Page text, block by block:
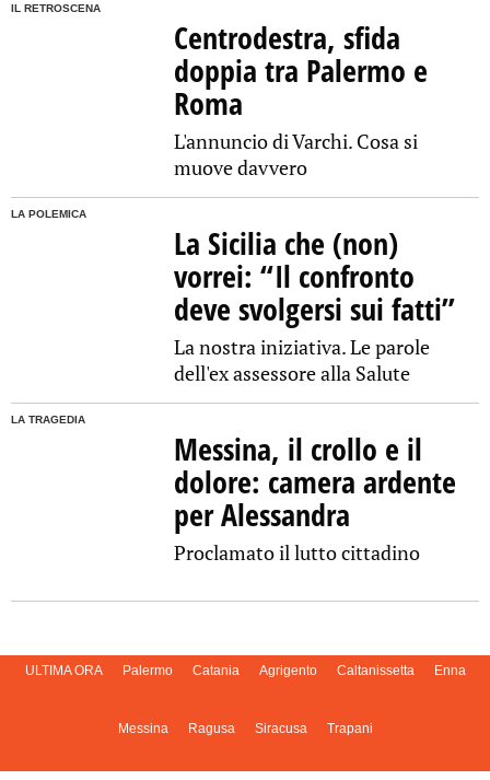
IL RETROSCENA
Centrodestra, sfida
doppia tra Palermo e
Roma
L'annuncio di Varchi. Cosa si
muove davvero
LA POLEMICA
La Sicilia che (non)
vorrei: “Il confronto
deve svolgersi sui fatti”
La nostra iniziativa. Le parole
dell'ex assessore alla Salute
LA TRAGEDIA
Messina, il crollo e il
dolore: camera ardente
per Alessandra
Proclamato il lutto cittadino
ULTIMA ORA Palermo Catania Agrigento Caltanissetta Enna
Messina Ragusa Siracusa Trapani